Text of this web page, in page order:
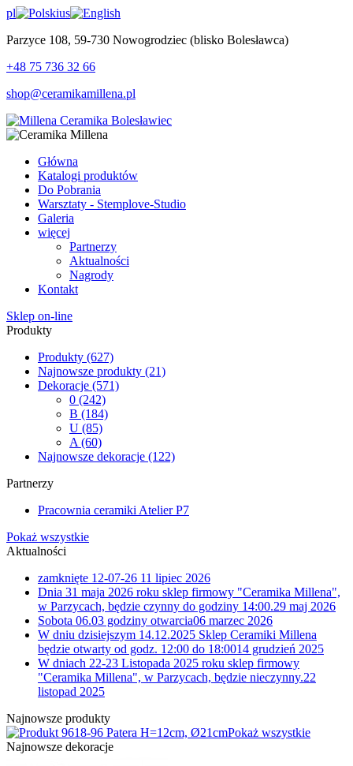
pl
us
Parzyce 108, 59-730 Nowogrodziec (blisko Bolesławca)
+48 75 736 32 66
shop@ceramikamillena.pl
Główna
Katalogi produktów
Do Pobrania
Warsztaty - Stemplove-Studio
Galeria
więcej
Partnerzy
Aktualności
Nagrody
Kontakt
Sklep on-line
Produkty
Produkty (627)
Najnowsze produkty (21)
Dekoracje (571)
0 (242)
B (184)
U (85)
A (60)
Najnowsze dekoracje (122)
Partnerzy
Pracownia ceramiki Atelier P7
Pokaż wszystkie
Aktualności
zamknięte 12-07-26 11 lipiec 2026
Dnia 31 maja 2026 roku sklep firmowy "Ceramika Millena",
w Parzycach, będzie czynny do godziny 14:00.29 maj 2026
Sobota 06.03 godziny otwarcia06 marzec 2026
W dniu dzisiejszym 14.12.2025 Sklep Ceramiki Millena
będzie otwarty od godz. 12:00 do 18:0014 grudzień 2025
W dniach 22-23 Listopada 2025 roku sklep firmowy
"Ceramika Millena", w Parzycach, będzie nieczynny.22
listopad 2025
Najnowsze produkty
8-96 Patera H=12cm, Ø21cmPokaż wszystkie
Najnowsze dekoracje